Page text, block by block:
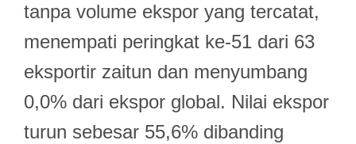
tanpa volume ekspor yang tercatat,
menempati peringkat ke-51 dari 63
eksportir zaitun dan menyumbang
0,0% dari ekspor global. Nilai ekspor
turun sebesar 55,6% dibanding